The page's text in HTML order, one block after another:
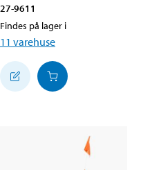
27-9611
Findes på lager i
11 varehuse